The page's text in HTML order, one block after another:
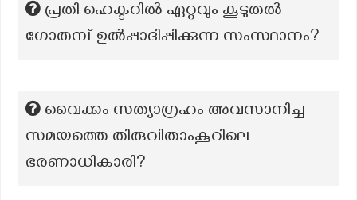
പ്രതി ഹെക്ടറിൽ ഏറ്റവും കൂടുതൽ
ഗോതമ്പ് ഉൽപ്പാദിപ്പിക്കുന്ന സംസ്ഥാനം?
വൈക്കം സത്യാഗ്രഹം അവസാനിച്ച
സമയത്തെ തിരുവിതാംകൂറിലെ
ഭരണാധികാരി?